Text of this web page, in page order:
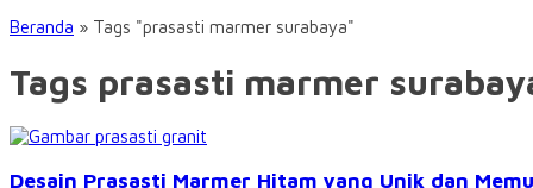
Beranda » Tags "prasasti marmer surabaya"
Tags prasasti marmer
Desain Prasasti Marmer Hitam yang Unik dan